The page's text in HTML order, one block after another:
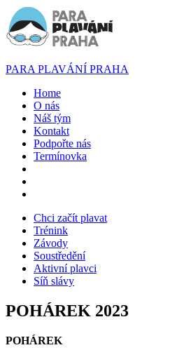
PARA PLAVÁNÍ PRAHA
Home
O nás
Náš tým
Kontakt
Podpořte nás
Termínovka
Chci začít plavat
Trénink
Závody
Soustředění
Aktivní plavci
Síň slávy
POHÁREK 2023
POHÁREK